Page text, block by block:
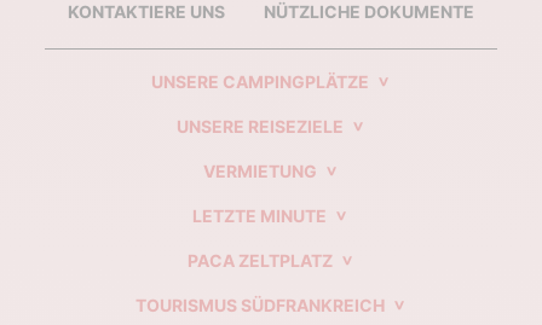
KONTAKTIERE UNS NÜTZLICHE DOKUMENTE
UNSERE CAMPINGPLÄTZE
UNSERE REISEZIELE
VERMIETUNG
LETZTE MINUTE
PACA ZELTPLATZ
TOURISMUS SÜDFRANKREICH